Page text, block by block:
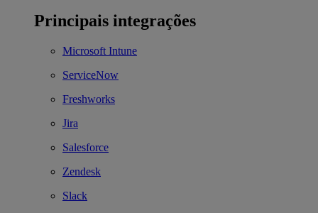
Principais integrações
Microsoft Intune
ServiceNow
Freshworks
Jira
Salesforce
Zendesk
Slack